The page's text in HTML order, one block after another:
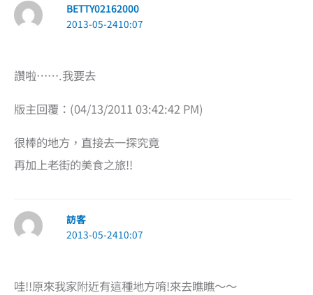
BETTY02162000
2013-05-2410:07
讚啦…….我要去
版主回覆：(04/13/2011 03:42:42 PM)
很棒的地方，直接去一探究竟
再加上老街的美食之旅!!
訪客
2013-05-2410:07
哇!!原來我家附近有這種地方唷!來去瞧瞧～～